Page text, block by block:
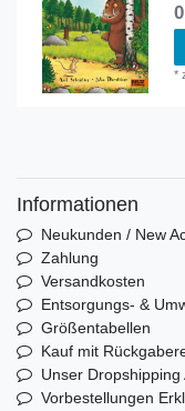
*
Informationen
Neukunden / New
Zahlung
Versandkosten
Entsorgungs- &
Größentabellen
Kauf mit
Unser Dropshipping
Vorbestellungen